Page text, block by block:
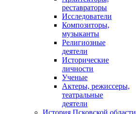
реставраторы
Исследователи
Композиторы,
музыканты
Религиозные
деятели
Исторические
личности
Ученые
Актеры, режиссеры,
театральные
деятели
История Псковской области